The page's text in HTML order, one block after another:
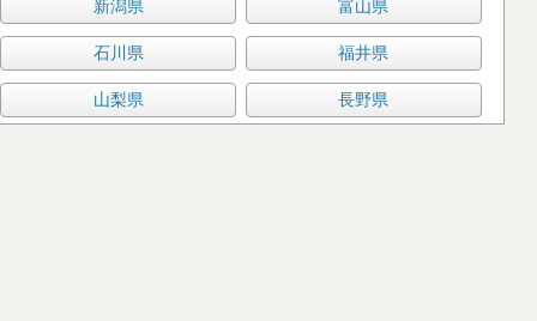
新潟県 富山県
石川県 福井県
山梨県 長野県